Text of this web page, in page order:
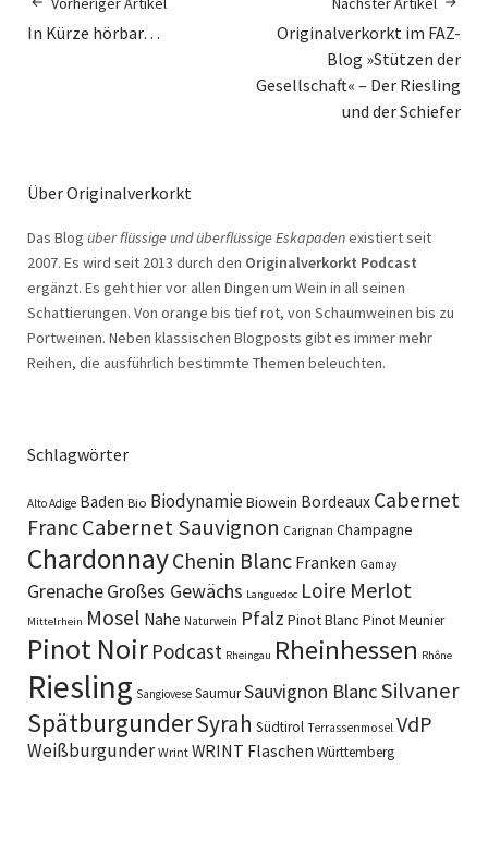
In Kürze hörbar…
Originalverkorkt im FAZ-
Blog »Stützen der
Gesellschaft« – Der Riesling
und der Schiefer
Über Originalverkorkt
Das Blog über flüssige und überflüssige Eskapadenexistiert seit
2007. Es wird seit 2013 durch den Originalverkorkt Podcast
ergänzt. Es geht hier vor allen Dingen um Wein in all seinen
Schattierungen. Von orange bis tief rot, von Schaumweinen bis zu
Portweinen. Neben klassischen Blogposts gibt es immer mehr
Reihen, die ausführlich bestimmte Themen beleuchten.
Schlagwörter
Alto Adige Baden Bio BiodynamieBiowein Bordeaux Cabernet
FrancCabernet Sauvignon Carignan Champagne
ChardonnayChenin Blanc Franken Gamay
GrenacheGroßes Gewächs Languedoc Loire Merlot
Mittelrhein Mosel Nahe Naturwein Pfalz Pinot Blanc Pinot Meunier
Pinot Noir Podcast Rheingau Rheinhessen Rhône
Riesling Sangiovese SaumurSauvignon BlancSilvaner
SpätburgunderSyrah Südtirol Terrassenmosel VdP
Weißburgunder Wrint WRINT Flaschen Württemberg